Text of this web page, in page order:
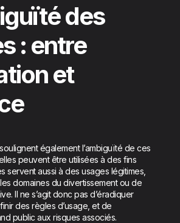
des
: entre
et
également l’ambiguïté de ces
peuvent être utilisées à des fins
servent aussi à des usages légitimes,
domaines du divertissement ou de
Il ne s’agit donc pas d’éradiquer
des règles d’usage, et de
public aux risques associés.